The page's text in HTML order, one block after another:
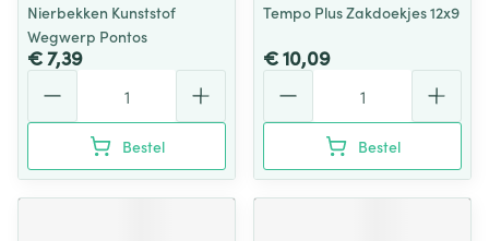
Nierbekken Kunststof
Wegwerp Pontos
€ 7,39
Bestel
Tempo Plus Zakdoekjes 12x9
€ 10,09
Bestel